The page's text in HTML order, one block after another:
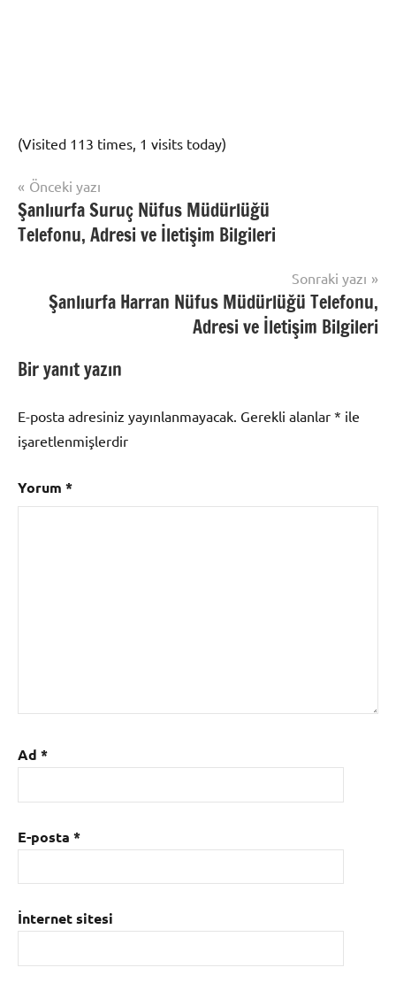
(Visited 113 times, 1 visits today)
Nüfus
İşlemleri
Yazı
gezinmesi
Önceki yazı
Şanlıurfa Suruç Nüfus Müdürlüğü
Telefonu, Adresi ve İletişim Bilgileri
Sonraki yazı
Şanlıurfa Harran Nüfus Müdürlüğü Telefonu,
Adresi ve İletişim Bilgileri
Bir yanıt yazın
E-posta adresiniz yayınlanmayacak. Gerekli alanlar * ile
işaretlenmişlerdir
Yorum *
Ad *
E-posta *
İnternet sitesi